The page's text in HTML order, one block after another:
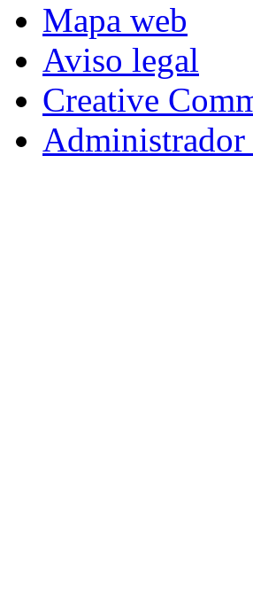
Mapa web
Aviso legal
Creative
Administrador